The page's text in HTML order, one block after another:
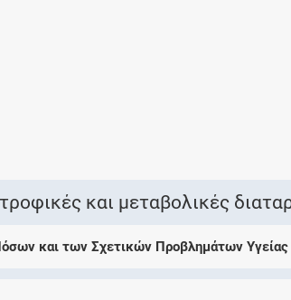
και μεταβολικές
και των Σχετικών Προβλημάτων